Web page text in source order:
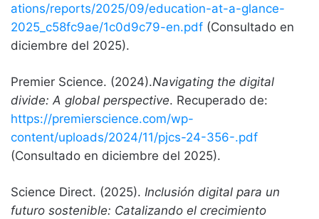
ations/reports/2025/09/education-at-a-glance-
2025_c58fc9ae/1c0d9c79-en.pdf (Consultado en
diciembre del 2025).
Premier Science. (2024).Navigating the digital
divide: A global perspective. Recuperado de:
https://premierscience.com/wp-
content/uploads/2024/11/pjcs-24-356-.pdf
(Consultado en diciembre del 2025).
Science Direct. (2025). Inclusión digital para un
futuro sostenible: Catalizando el crecimiento